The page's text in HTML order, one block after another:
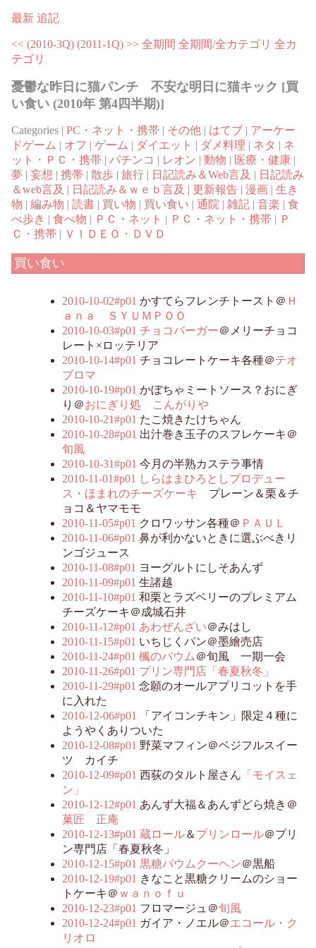
最新 追記
<< (2010-3Q) (2011-1Q) >> 全期間 全期間/全カテゴリ 全カ
テゴリ
憂鬱な昨日に猫パンチ 不安な明日に猫キック [買
い食い (2010年 第4四半期)]
Categories | PC・ネット・携帯 | その他 | はてブ | アーケー
ドゲーム | オフ | ゲーム | ダイエット | ダメ料理 | ネタ | ネ
ット・ＰＣ・携帯 | パチンコ | レオン | 動物 | 医療・健康 |
夢 | 妄想 | 携帯 | 散歩 | 旅行 | 日記読み＆Web言及 | 日記読み
＆web言及 | 日記読み＆ｗｅｂ言及 | 更新報告 | 漫画 | 生き
物 | 編み物 | 読書 | 買い物 | 買い食い | 通院 | 雑記 | 音楽 | 食
べ歩き | 食べ物 | ＰＣ・ネット | ＰＣ・ネット・携帯 | Ｐ
Ｃ・携帯 | ＶＩＤＥＯ・ＤＶＤ
買い食い
2010-10-02#p01 かすてらフレンチトースト＠ Ｈ
ａｎａ ＳＹＵＭＰＯＯ
2010-10-03#p01 チョコバーガー＠メリーチョコ
レート×ロッテリア
2010-10-14#p01 チョコレートケーキ各種＠テオ
ブロマ
2010-10-19#p01 かぼちゃミートソース？おにぎ
り＠おにぎり処 こんがりや
2010-10-21#p01 たこ焼きたけちゃん
2010-10-28#p01 出汁巻き玉子のスフレケーキ＠
旬風
2010-10-31#p01 今月の半熟カステラ事情
2010-11-01#p01 しらはまひろとしプロデュー
ス・ほまれのチーズケーキ
プレーン＆栗＆チ
ョコ＆ヤマモモ
2010-11-05#p01 クロワッサン各種＠ ＰＡＵＬ
2010-11-06#p01 鼻が利かないときに選ぶべきリ
ンゴジュース
2010-11-08#p01 ヨーグルトにしそあんず
2010-11-09#p01 生諸越
2010-11-10#p01 和栗とラズベリーのプレミアム
チーズケーキ＠成城石井
2010-11-12#p01 あわぜんざい＠みはし
2010-11-15#p01 いちじくパン＠墨繪売店
2010-11-24#p01 楓のバウム ＠旬風 一期一会
2010-11-26#p01 プリン専門店「春夏秋冬」
2010-11-29#p01 念願のオールアプリコットを手
に入れた
2010-12-06#p01
「アイコンチキン」限定４種に
ようやくありついた
2010-12-08#p01 野菜マフィン＠ベジフルスイー
ツ カイチ
2010-12-09#p01 西荻のタルト屋さん 「モイスェ
ン」
2010-12-12#p01 あんず大福＆あんずどら焼き＠
菓匠 正庵
2010-12-13#p01 蔵ロール＆ プリンロール＠プリ
ン専門店「春夏秋冬」
2010-12-15#p01 黒糖バウムクーヘン＠黒船
2010-12-19#p01 きなこと黒糖クリームのショー
トケーキ＠ ｗａｎｏｆｕ
2010-12-23#p01 フロマージュ＠旬風
2010-12-24#p01 ガイア・ノエル＠エコール・ク
リオロ